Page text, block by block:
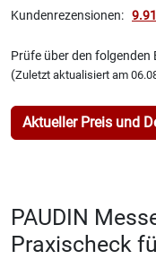
Kundenrezensionen:
Prüfe über den
(Zuletzt aktualisiert am
Aktueller Preis und
PAUDIN
Praxischeck